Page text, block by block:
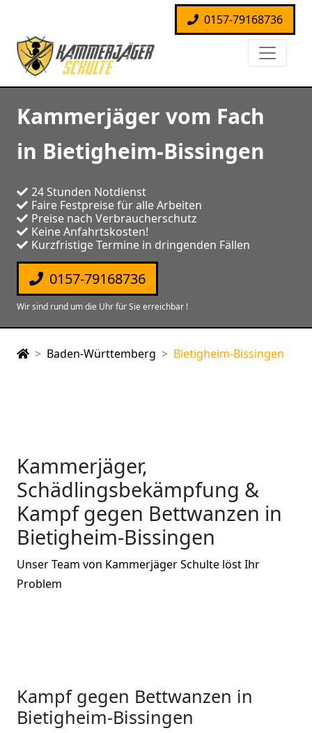
0157-79168736
Kammerjäger vom Fach
in Bietigheim-Bissingen
24 Stunden Notdienst
Faire Festpreise für alle Arbeiten
Preise nach Verbraucherschutz
Keine Anfahrtskosten!
Kurzfristige Termine in dringenden Fällen
0157-79168736
Wir sind rund um die Uhr für Sie erreichbar !
Baden-Württemberg Bietigheim-Bissingen
Kammerjäger,
Schädlingsbekämpfung &
Kampf gegen Bettwanzen in
Bietigheim-Bissingen
Unser Team von Kammerjäger Schulte löst Ihr
Problem
Kampf gegen Bettwanzen in
Bietigheim-Bissingen